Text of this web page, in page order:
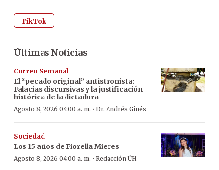
TikTok
Últimas Noticias
Correo Semanal
El “pecado original” antistronista:
Falacias discursivas y la justificación
histórica de la dictadura
Agosto 8, 2026 04:00 a. m. · Dr. Andrés Ginés
Sociedad
Los 15 años de Fiorella Mieres
Agosto 8, 2026 04:00 a. m. · Redacción ÚH